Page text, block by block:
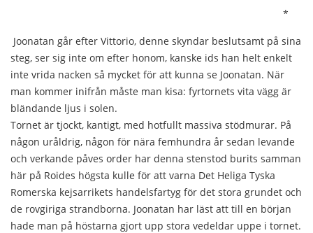
*
Joonatan går efter Vittorio, denne skyndar beslutsamt på sina
steg, ser sig inte om efter honom, kanske ids han helt enkelt
inte vrida nacken så mycket för att kunna se Joonatan. När
man kommer inifrån måste man kisa: fyrtornets vita vägg är
bländande ljus i solen.
Tornet är tjockt, kantigt, med hotfullt massiva stödmurar. På
någon uråldrig, någon för nära femhundra år sedan levande
och verkande påves order har denna stenstod burits samman
här på Roides högsta kulle för att varna Det Heliga Tyska
Romerska kejsarrikets handelsfartyg för det stora grundet och
de rovgiriga strandborna. Joonatan har läst att till en början
hade man på höstarna gjort upp stora vedeldar uppe i tornet.